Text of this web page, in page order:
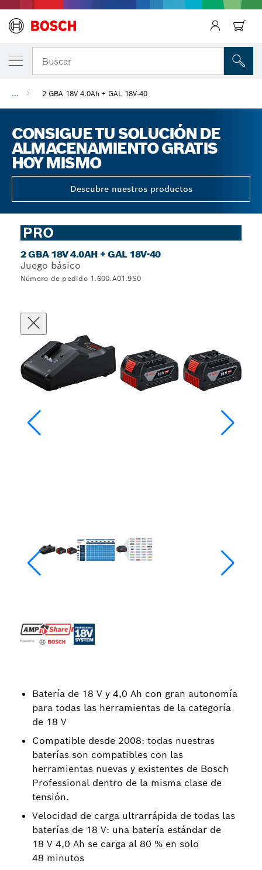
Buscar
... 2 GBA 18V 4.0Ah + GAL 18V-40
CONSIGUE TU SOLUCIÓN DE
ALMACENAMIENTO GRATIS
HOY MISMO
Descubre nuestros productos
PRO
2 GBA 18V 4.0AH + GAL 18V-40
Juego básico
Número de pedido 1.600.A01.9S0
Batería de 18 V y 4,0 Ah con gran autonomía
para todas las herramientas de la categoría
de 18 V
Compatible desde 2008: todas nuestras
baterías son compatibles con las
herramientas nuevas y existentes de Bosch
Professional dentro de la misma clase de
tensión.
Velocidad de carga ultrarrápida de todas las
baterías de 18 V: una batería estándar de
18 V 4,0 Ah se carga al 80 % en solo
48 minutos